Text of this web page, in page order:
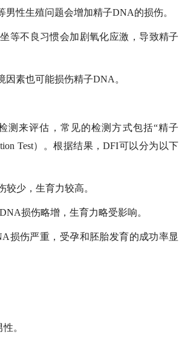
男性生殖问题会增加精子DNA的损伤。
等不良习惯会加剧氧化应激，导致精子
因素也可能损伤精子DNA。
测来评估，常见的检测方式包括“精子
Test）。根据结果，DFI可以分为以下
较少，生育力较高。
损伤略增，生育力略受影响。
损伤严重，受孕和胚胎发育的成功率显
。